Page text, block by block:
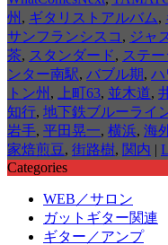
州 , ギタリストアルバム,
サンフランシスコ , ジャ
茶, スタンダード, ステー
ンター南駅, バブル期, ハ
トン州 , 上町63, 並木道,
知行, 地下鉄ブルーライ
岩手, 平田晃一, 横浜, 海
家焙煎豆, 街路樹, 関内 |
Categories
WEB／サロン
ガットギター関連
ギター／アンプ